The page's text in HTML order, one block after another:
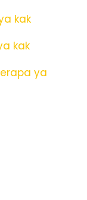
kak
kak
ya